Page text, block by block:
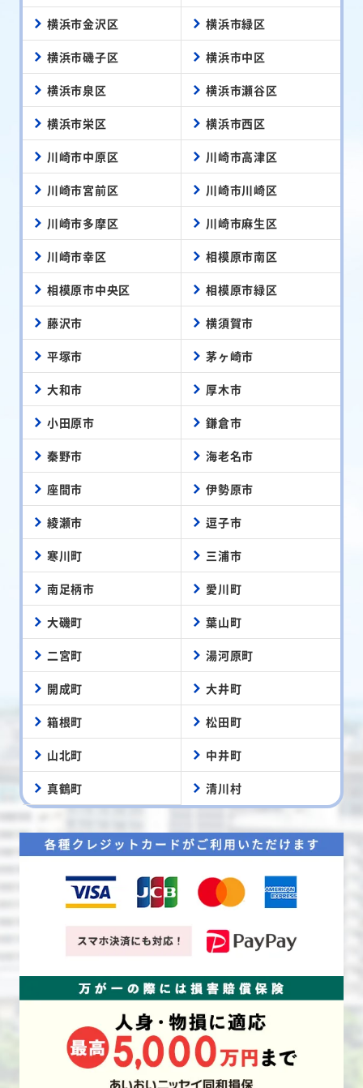
横浜市金沢区 横浜市緑区
横浜市磯子区 横浜市中区
横浜市泉区 横浜市瀬谷区
横浜市栄区 横浜市西区
川崎市中原区 川崎市高津区
川崎市宮前区 川崎市川崎区
川崎市多摩区 川崎市麻生区
川崎市幸区 相模原市南区
相模原市中央区 相模原市緑区
藤沢市 横須賀市
平塚市 茅ヶ崎市
大和市 厚木市
小田原市 鎌倉市
秦野市 海老名市
座間市 伊勢原市
綾瀬市 逗子市
寒川町 三浦市
南足柄市 愛川町
大磯町 葉山町
二宮町 湯河原町
開成町 大井町
箱根町 松田町
山北町 中井町
真鶴町 清川村